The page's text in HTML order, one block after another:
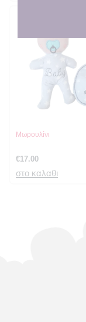
Μωρουλίνι
€17.00
στο καλαθι